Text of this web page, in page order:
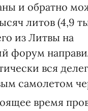
и обратно
литов (4,9
из Литвы на
форум
вся
самолетом
время